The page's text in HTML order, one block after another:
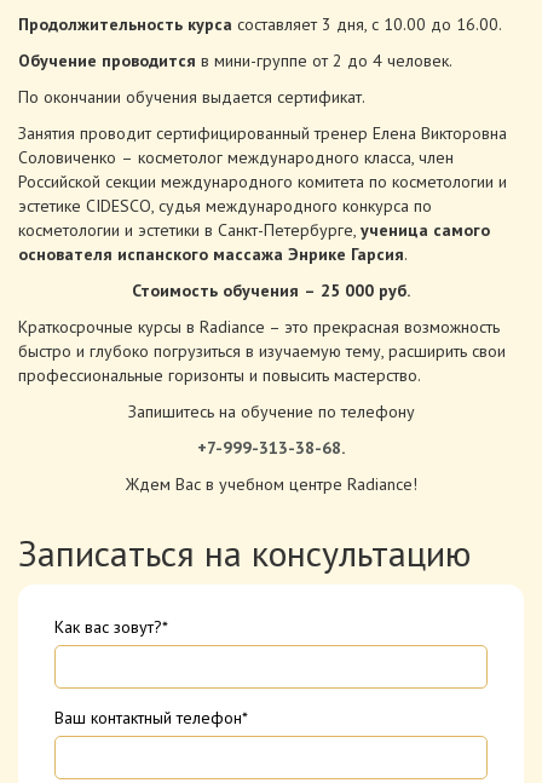
Продолжительность курса составляет 3 дня, с 10.00 до 16.00.
Обучение проводится в мини-группе от 2 до 4 человек.
По окончании обучения выдается сертификат.
Занятия проводит сертифицированный тренер Елена Викторовна
Соловиченко – косметолог международного класса, член
Российской секции международного комитета по косметологии и
эстетике CIDESCO, судья международного конкурса по
косметологии и эстетики в Санкт-Петербурге, ученица самого
основателя испанского массажа Энрике Гарсия.
Стоимость обучения – 25 000 руб.
Краткосрочные курсы в Radiance – это прекрасная возможность
быстро и глубоко погрузиться в изучаемую тему, расширить свои
профессиональные горизонты и повысить мастерство.
Запишитесь на обучение по телефону
+7-999-313-38-68.
Ждем Вас в учебном центре Radiance!
Записаться на консультацию
Как вас зовут?*
Ваш контактный телефон*